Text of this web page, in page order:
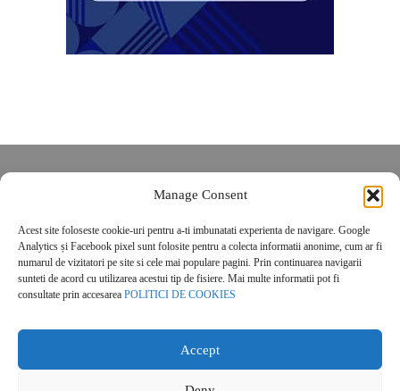
Manage Consent
Acest site foloseste cookie-uri pentru a-ti imbunatati experienta de navigare. Google
Analytics și Facebook pixel sunt folosite pentru a colecta informatii anonime, cum ar fi
numarul de vizitatori pe site si cele mai populare pagini. Prin continuarea navigarii
sunteti de acord cu utilizarea acestui tip de fisiere. Mai multe informatii pot fi
consultate prin accesarea POLITICI DE COOKIES
Accept
POLITICĂ DE CONFIDENȚIALITATE
Politica de cookies
© 2026 Real Estate Magazine. All Rights Reserved.